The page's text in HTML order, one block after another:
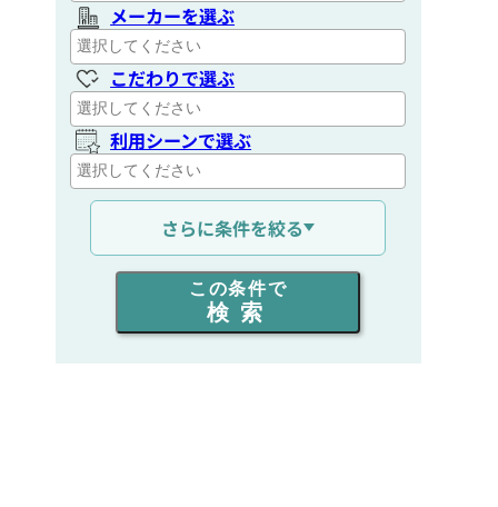
メーカーを選ぶ
こだわりで選ぶ
利用シーンで選ぶ
通信距離を選ぶ
出力を選ぶ
同時通話人数を選ぶ
さらに条件を絞る
この条件で
検索